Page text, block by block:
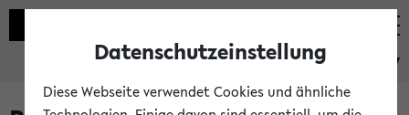
eKVV
Datenschutzeinstellung
Diese Webseite verwendet Cookies und ähnliche